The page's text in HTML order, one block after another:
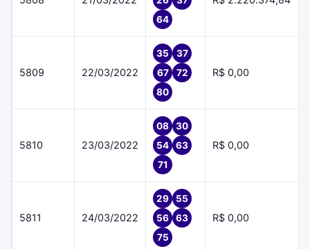
64
5809 22/03/2022
35
37
67
72
80
R$ 0,00
5810 23/03/2022
08
30
54
63
71
R$ 0,00
5811 24/03/2022
29
55
56
63
75
R$ 0,00